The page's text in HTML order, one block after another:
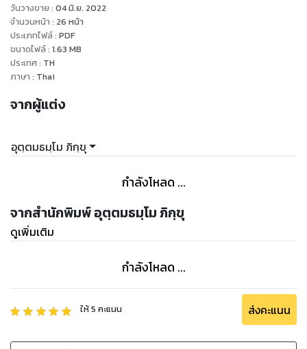
วันวางขาย : 04 มิ.ย. 2022
จำนวนหน้า : 26 หน้า
ประเภทไฟล์: PDF
ขนาดไฟล์: 1.63 MB
ประเทศ: TH
ภาษา : Thai
จากผู้แต่ง
อุตฺตมธมฺโม ภิกฺขุ
กำลังโหลด ...
จากสำนักพิมพ์ อุตฺตมธมฺโม ภิกฺขุ
ดูเพิ่มเติม
กำลังโหลด ...
ให้5 คะแนน ส่งคะแนน